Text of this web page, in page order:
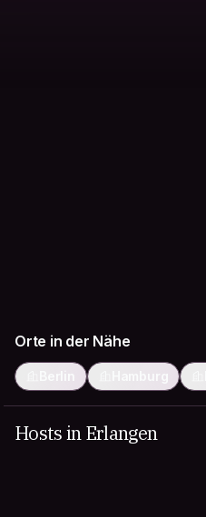
Orte in der Nähe
Berlin Hamburg
Hosts in Erlangen